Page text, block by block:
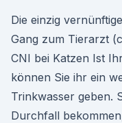
Die einzig
Gang zum Tierarzt
CNI bei Katzen Ist
können Sie ihr ein
Trinkwasser geben.
Durchfall